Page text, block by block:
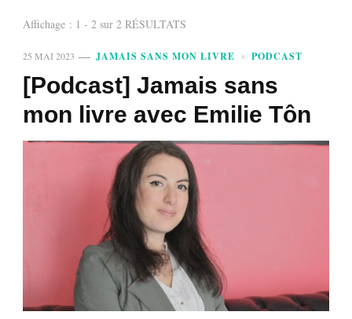
Affichage : 1 - 2 sur 2 RÉSULTATS
25 MAI 2023 JAMAIS SANS MON LIVRE PODCAST
[Podcast] Jamais sans
mon livre avec Emilie Tôn